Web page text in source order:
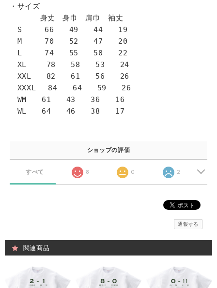
・サイズ
身丈 身巾 肩巾 袖丈
S 66 49 44 19
M 70 52 47 20
L 74 55 50 22
XL 78 58 53 24
XXL 82 61 56 26
XXXL 84 64 59 26
WM 61 43 36 16
WL 64 46 38 17
ショップの評価
すべて 8 0 2
通報する
関連商品